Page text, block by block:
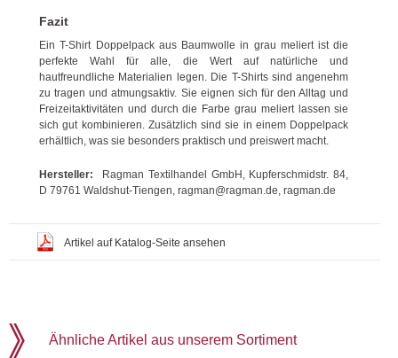
Fazit
Ein T-Shirt Doppelpack aus Baumwolle in grau meliert ist die
perfekte Wahl für alle, die Wert auf natürliche und
hautfreundliche Materialien legen. Die T-Shirts sind angenehm
zu tragen und atmungsaktiv. Sie eignen sich für den Alltag und
Freizeitaktivitäten und durch die Farbe grau meliert lassen sie
sich gut kombinieren. Zusätzlich sind sie in einem Doppelpack
erhältlich, was sie besonders praktisch und preiswert macht.
Hersteller: Ragman Textilhandel GmbH, Kupferschmidstr. 84,
D 79761 Waldshut-Tiengen, ragman@ragman.de, ragman.de
Artikel auf Katalog-Seite ansehen
Ähnliche Artikel aus unserem Sortiment